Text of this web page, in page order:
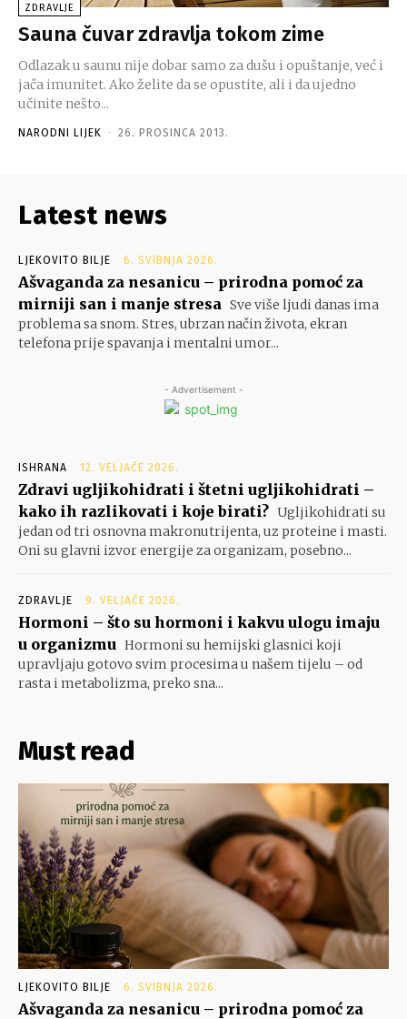
ZDRAVLJE
Sauna čuvar zdravlja tokom zime
Odlazak u saunu nije dobar samo za dušu i opuštanje, već i
jača imunitet. Ako želite da se opustite, ali i da ujedno
učinite nešto...
NARODNI LIJEK - 26. PROSINCA 2013.
Latest news
LJEKOVITO BILJE 6. SVIBNJA 2026.
Ašvaganda za nesanicu – prirodna pomoć za
mirniji san i manje stresa Sve više ljudi danas ima
problema sa snom. Stres, ubrzan način života, ekran
telefona prije spavanja i mentalni umor...
- Advertisement -
ISHRANA 12. VELJAČE 2026.
Zdravi ugljikohidrati i štetni ugljikohidrati –
kako ih razlikovati i koje birati? Ugljikohidrati su
jedan od tri osnovna makronutrijenta, uz proteine i masti.
Oni su glavni izvor energije za organizam, posebno...
ZDRAVLJE 9. VELJAČE 2026.
Hormoni – što su hormoni i kakvu ulogu imaju
u organizmu Hormoni su hemijski glasnici koji
upravljaju gotovo svim procesima u našem tijelu – od
rasta i metabolizma, preko sna...
Must read
LJEKOVITO BILJE 6. SVIBNJA 2026.
Ašvaganda za nesanicu – prirodna pomoć za